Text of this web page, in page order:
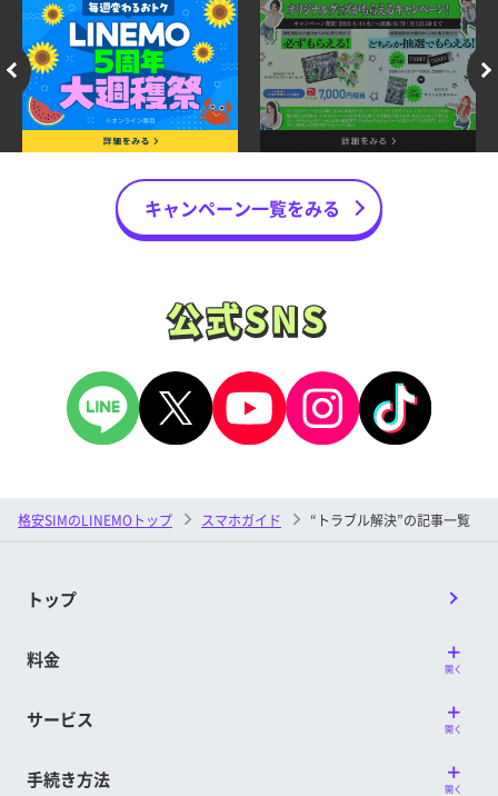
キャンペーン一覧をみる
公式SNS
公式SNS
格安SIMのLINEMOトップ スマホガイド “トラブル解決”の記事一覧
トップ
料金 開く
サービス 開く
手続き方法 開く